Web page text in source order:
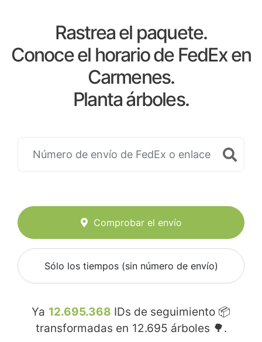
Rastrea el paquete.
Conoce el horario de FedEx en
Carmenes.
Planta árboles.
Comprobar el envío
Sólo los tiempos (sin número de envío)
Ya 12.695.368 IDs de seguimiento 📦
transformadas en 12.695 árboles 🌳.